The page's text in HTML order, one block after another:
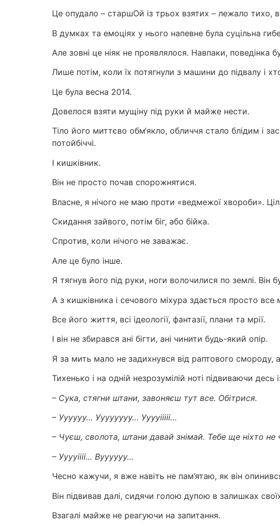
Це опудало – старшОй із трьох взятих – лежало тихо,
В думках та емоціях у нього напевне була суцільна
Але зовні це ніяк не проявлялося. Навпаки, поведінка
Лише потім, коли їх потягнули з машини до підвалу і
Це була весна 2014.
Довелося взяти мущіну під руки й майже нести.
Тіло його миттєво обм‘якло, обличчя стало блідим і
потойбіччі.
І кишківник.
Він не просто почав спорожнятися.
Власне, я нічого не маю проти «ведмежої хвороби».
Скидання зайвого, потім біг, або бійка.
Спротив, коли нічого не заважає.
Але це було інше.
Я тягнув його під руки, ноги волочилися по землі. Він
А з кишківника і сечового міхура здається просто
Все його життя, всі ідеології, фантазії, плани та мрії.
І він не збирався ані бігти, ані чинити будь-який опір.
Я за мить мало не задихнувся від раптового
Тихенько і на одній незрозумілій ноті підвиваючи десь
– Сука, стягни штани, завоняєш тут все. Обітрися.
– Уууууу… Уууууууу… Ууууііііі…
– Чуєш, сволота, штани давай знімай. Тебе ще ніхто не
– Ууууіііі… Вуууууу…
Чесно кажучи, я вже навіть не пам’ятаю, як він
Він підвивав далі, сидячи голою дупою в залишках
Взагалі майже не реагуючи на запитання.